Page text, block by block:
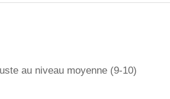
au niveau moyenne (9-10)